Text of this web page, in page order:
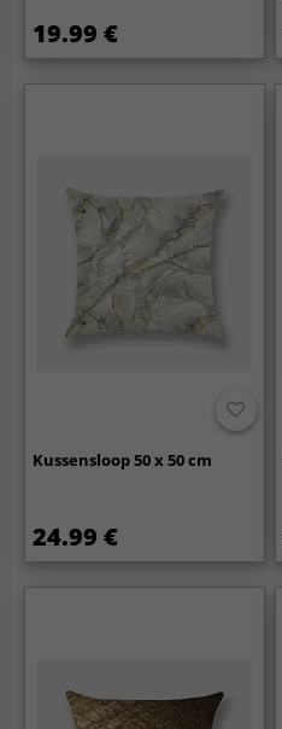
19.99 €
Kussensloop 50 x 50 cm
24.99 €